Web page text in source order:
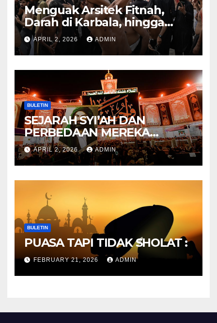
Menguak Arsitek Fitnah,
Darah di Karbala, hingga
Lahirnya Sekte-sekte serta
Mitos Imam Gaib
APRIL 2, 2026 ADMIN
BULETIN
SEJARAH SYI’AH DAN
PERBEDAAN MEREKA
ANTARA DULU DAN
SEKARANG
APRIL 2, 2026 ADMIN
BULETIN
PUASA TAPI TIDAK SHOLAT :
FEBRUARY 21, 2026 ADMIN